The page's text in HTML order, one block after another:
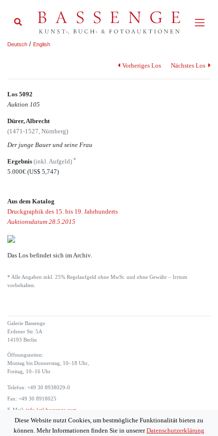
Deutsch / English
Vorheriges Los Nächstes Los
Los 5092
Auktion 105
Dürer, Albrecht
(1471-1527, Nürnberg)
Der junge Bauer und seine Frau
Ergebnis (inkl. Aufgeld) *
5.000€ (US$ 5,747)
Aus dem Katalog
Druckgraphik des 15. bis 19. Jahrhunderts
Auktionsdatum 28.5.2015
Das Los befindet sich im Archiv.
* Alle Angaben inkl. 25% Regelaufgeld ohne MwSt. und ohne Gewähr – Irrtum
vorbehalten.
Galerie Bassenge
Erdener Str. 5A
14193 Berlin
Öffnungszeiten:
Montag bis Donnerstag, 10–18 Uhr,
Freitag, 10–16 Uhr
Telefon: +49 30 8938029-0
Fax: +49 30 8918025
E-Mail: info (at) bassenge.com
Diese Website nutzt Cookies, um bestmögliche Funktionalität bieten zu
können. Mehr Informationen finden Sie in unsererDatenschutzerklärung